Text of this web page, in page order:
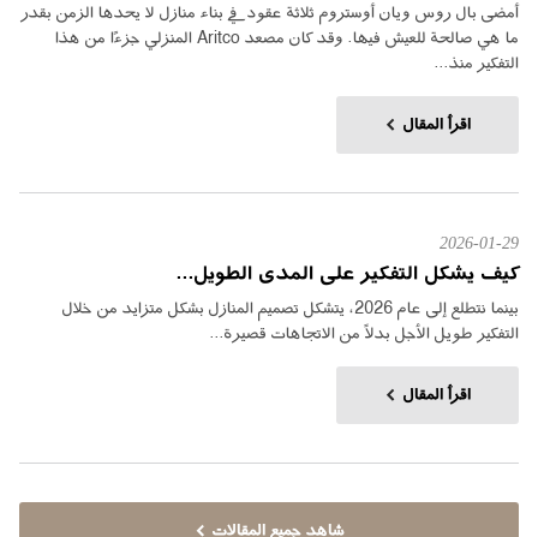
أمضى بال روس ويان أوستروم ثلاثة عقود في بناء منازل لا يحدها الزمن بقدر
ما هي صالحة للعيش فيها. وقد كان مصعد Aritco المنزلي جزءًا من هذا
التفكير منذ...
اقرأ المقال
2026-01-29
كيف يشكل التفكير على المدى الطويل...
بينما نتطلع إلى عام 2026، يتشكل تصميم المنازل بشكل متزايد من خلال
التفكير طويل الأجل بدلاً من الاتجاهات قصيرة...
اقرأ المقال
شاهد جميع المقالات